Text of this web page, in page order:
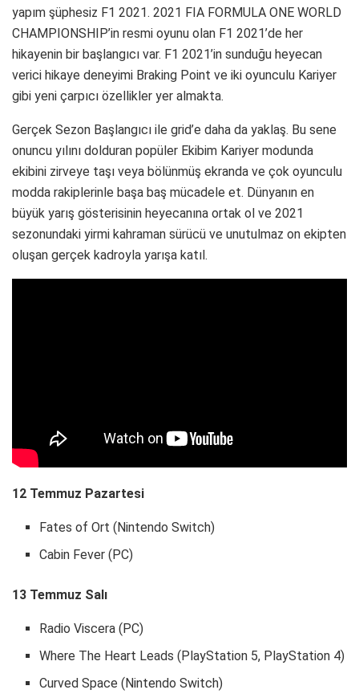
yapım şüphesiz F1 2021. 2021 FIA FORMULA ONE WORLD
CHAMPIONSHIP’in resmi oyunu olan F1 2021’de her
hikayenin bir başlangıcı var. F1 2021’in sunduğu heyecan
verici hikaye deneyimi Braking Point ve iki oyunculu Kariyer
gibi yeni çarpıcı özellikler yer almakta.
Gerçek Sezon Başlangıcı ile grid’e daha da yaklaş. Bu sene
onuncu yılını dolduran popüler Ekibim Kariyer modunda
ekibini zirveye taşı veya bölünmüş ekranda ve çok oyunculu
modda rakiplerinle başa baş mücadele et. Dünyanın en
büyük yarış gösterisinin heyecanına ortak ol ve 2021
sezonundaki yirmi kahraman sürücü ve unutulmaz on ekipten
oluşan gerçek kadroyla yarışa katıl.
12 Temmuz Pazartesi
Fates of Ort (Nintendo Switch)
Cabin Fever (PC)
13 Temmuz Salı
Radio Viscera (PC)
Where The Heart Leads (PlayStation 5, PlayStation 4)
Curved Space (Nintendo Switch)